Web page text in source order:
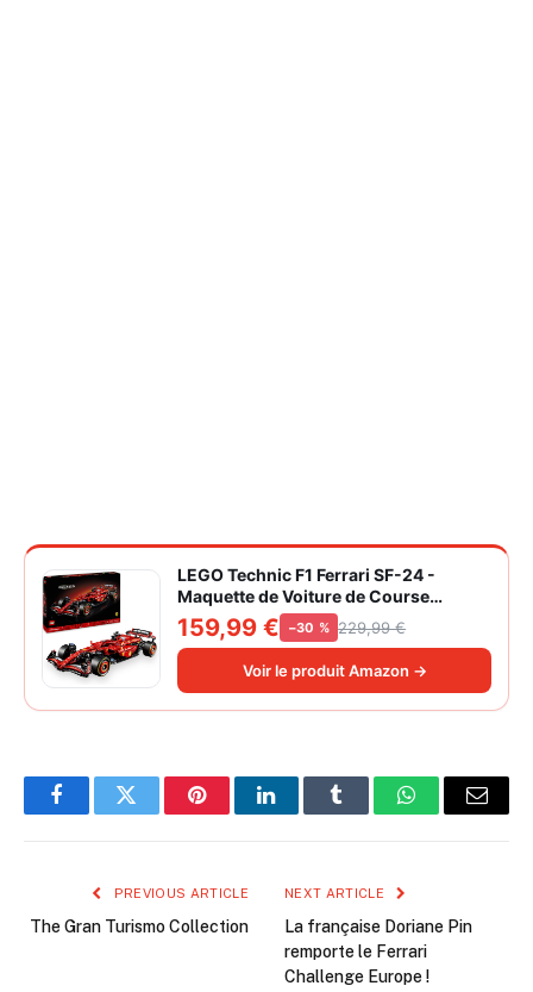
LEGO Technic F1 Ferrari SF-24 -
Maquette de Voiture de Course
Collector à Échelle 1/8 - Décoration -
Inclut Moteur V6, Boîte de Vitesses,
DRS et Volant - Idée de Cadeau pour
Adulte et Adolescent 42207
159,99 € −30 % 229,99 €
Voir le produit Amazon →
FacebookTwitter PinterestLinkedInTumblr WhatsAppEmail
PREVIOUS ARTICLE
The Gran Turismo Collection
NEXT ARTICLE
La française Doriane Pin
remporte le Ferrari
Challenge Europe !